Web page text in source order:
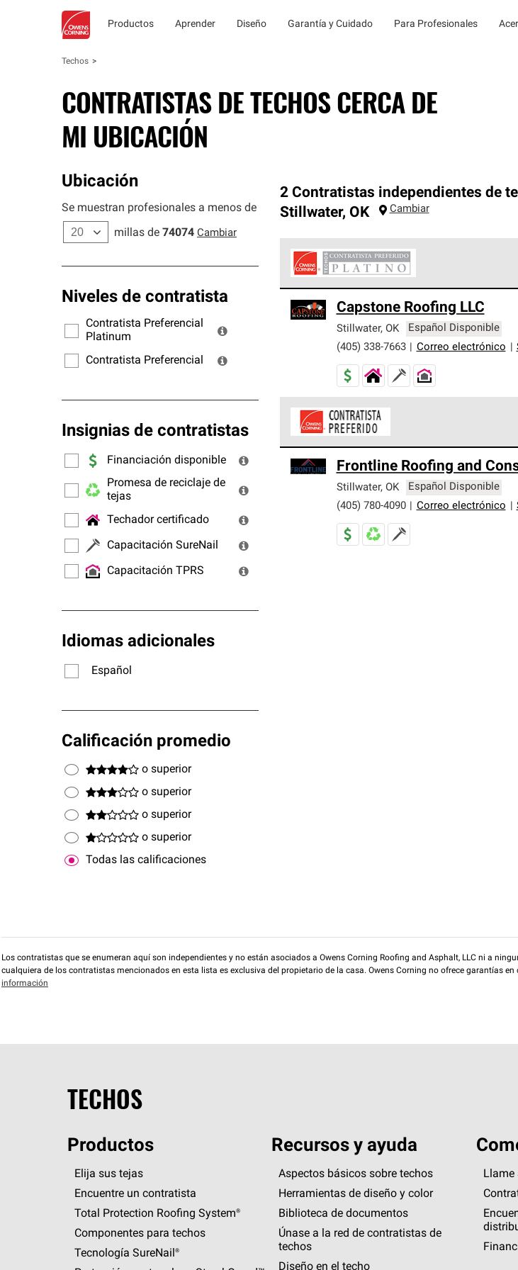
Productos Aprender Diseño Garantía y Cuidado Para Profesionales
Techos
CONTRATISTAS DE TECHOS CERCA DE
MI UBICACIÓN
Ubicación
Se muestran profesionales a menos de
millas de 74074 Cambiar
Niveles de contratista
Contratista Preferencial
Platinum
Contratista Preferencial
Insignias de contratistas
Financiación disponible
Promesa de reciclaje de
tejas
Techador certificado
Capacitación SureNail
Capacitación TPRS
Idiomas adicionales
Español
Calificación promedio
o superior
o superior
o superior
o superior
Todas las calificaciones
2 Contratistas independientes de
Stillwater, OK Cambiar
cumplen con estándares estrictos de
ofrecer nuestra mejor garantía de sistemas de
Capstone Roofing LLC
Stillwater, OK
Español Disponible
(405) 338-7663
Correo electrónico
cumplen con altos estándares y requisitos
Frontline Roofing and
Stillwater, OK
Español Disponible
(405) 780-4090
Correo electrónico
Los contratistas que se enumeran aquí son independientes y no están asociados a Owens Corning Roofing and Asphalt, LLC ni a
cualquiera de los contratistas mencionados en esta lista es exclusiva del propietario de la casa. Owens Corning no ofrece garantías
información
TECHOS
Productos
Elija sus tejas
Encuentre un contratista
Total Protection Roofing System®
Componentes para techos
Tecnología SureNail®
Recursos y ayuda
Aspectos básicos sobre techos
Herramientas de diseño y color
Biblioteca de documentos
Únase a la red de contratistas de
techos
Diseño en el techo
Llame